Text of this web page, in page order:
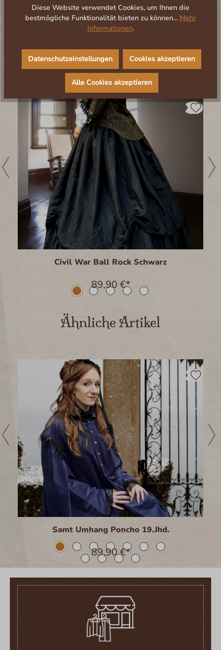
Produktgalerie überspringenZubehörartikel
Civil War Ball Rock Schwarz
89,90 €*
Produktgalerie überspringenÄhnliche Artikel
Samt Umhang Poncho 19.Jhd.
89,90 €*
Diese Website verwendet Cookies, um Ihnen die
bestmögliche Funktionalität bieten zu können... Mehr
Informationen.
Datenschutzeinstellungen Cookies akzeptieren
Alle Cookies akzeptieren